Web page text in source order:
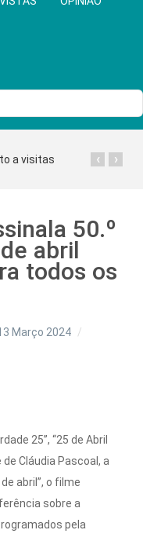
a visitas ›
‹
50.º
abril
todos os
Março 2024
25”, “25 de Abril
Cláudia Pascoal, a
abril”, o filme
sobre a
pela